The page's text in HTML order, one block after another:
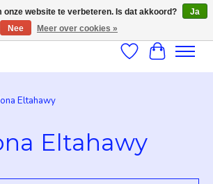
Verlanglijst
Eltahawy
Eltahawy
onze website te verbeteren. Is dat akkoord?
Ja
Nee
Meer over cookies »